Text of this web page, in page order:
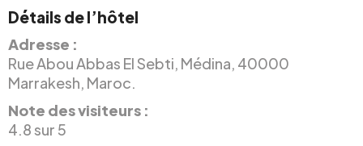
Détails de l’hôtel
Adresse :
Rue Abou Abbas El Sebti, Médina, 40000
Marrakesh, Maroc.
Note des visiteurs :
4.8 sur 5